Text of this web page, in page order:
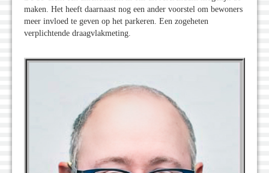
maken. Het heeft daarnaast nog een ander voorstel om bewoners
meer invloed te geven op het parkeren. Een zogeheten
verplichtende draagvlakmeting.